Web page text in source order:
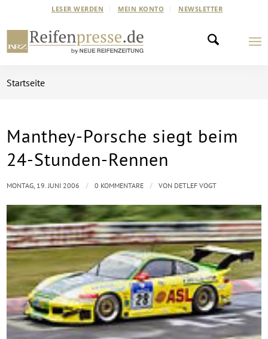
LESER WERDEN MEIN KONTO NEWSLETTER
Startseite
Manthey-Porsche siegt beim
24-Stunden-Rennen
MONTAG, 19. JUNI 2006 / 0 KOMMENTARE / VON DETLEF VOGT